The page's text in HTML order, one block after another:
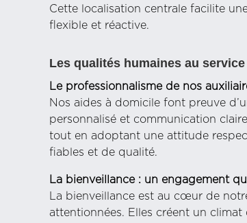
Cette localisation centrale facilite
flexible et réactive.
Les qualités humaines au
Le professionnalisme de nos
Nos aides à domicile font preuve
personnalisé et communication
tout en adoptant une attitude
fiables et de qualité.
La bienveillance : un engagement
La bienveillance est au cœur de
attentionnées. Elles créent un